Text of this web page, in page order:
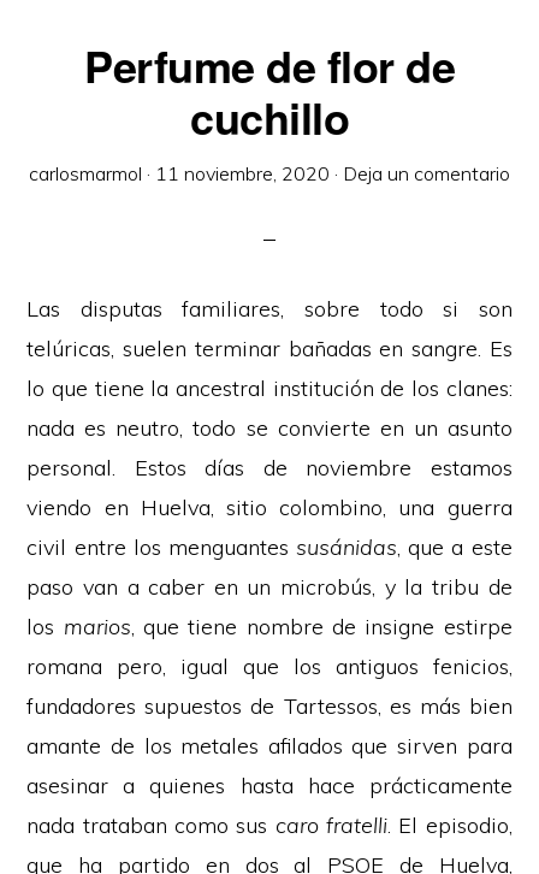
Perfume de flor de
cuchillo
carlosmarmol · 11 noviembre, 2020 · Deja un comentario
Las disputas familiares, sobre todo si son
telúricas, suelen terminar bañadas en sangre. Es
lo que tiene la ancestral institución de los clanes:
nada es neutro, todo se convierte en un asunto
personal. Estos días de noviembre estamos
viendo en Huelva, sitio colombino, una guerra
civil entre los menguantessusánidas, que a este
paso van a caber en un microbús, y la tribu de
los marios, que tiene nombre de insigne estirpe
romana pero, igual que los antiguos fenicios,
fundadores supuestos de Tartessos, es más bien
amante de los metales afilados que sirven para
asesinar a quienes hasta hace prácticamente
nada trataban como sus caro fratelli. El episodio,
que ha partido en dos al PSOE de Huelva,